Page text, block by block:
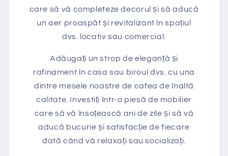
care să vă completeze decorul și să aducă
un aer proaspăt și revitalizant în spațiul
dvs. locativ sau comercial.
Adăugați un strop de eleganță și
rafinament în casa sau biroul dvs. cu una
dintre mesele noastre de cafea de înaltă
calitate. Investiți într-o piesă de mobilier
care să vă însoțească ani de zile și să vă
aducă bucurie și satisfacție de fiecare
dată când vă relaxați sau socializați.